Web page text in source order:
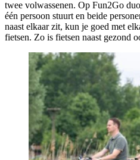
twee volwassenen. Op Fun2Go
één persoon stuurt en beide
naast elkaar zit, kun je goed met
fietsen. Zo is fietsen naast gezond